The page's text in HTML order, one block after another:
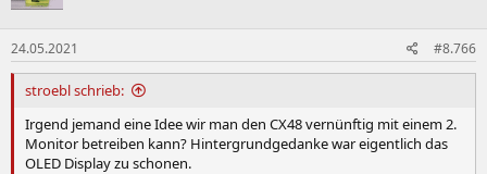
24.05.2021 #8.766
stroebl schrieb:
Irgend jemand eine Idee wir man den CX48 vernünftig mit einem 2.
Monitor betreiben kann? Hintergrundgedanke war eigentlich das
OLED Display zu schonen.